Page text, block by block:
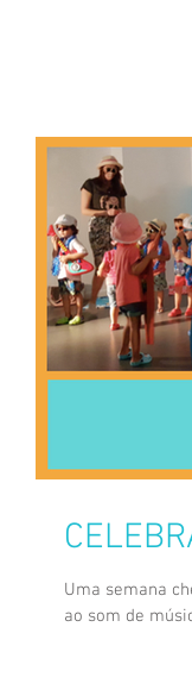
Uma semana
ao som de